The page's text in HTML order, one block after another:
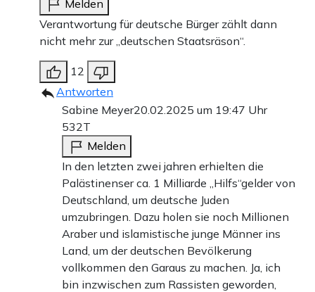
Melden
Verantwortung für deutsche Bürger zählt dann
nicht mehr zur „deutschen Staatsräson“.
12
Antworten
Sabine Meyer20.02.2025 um 19:47 Uhr
532T
Melden
In den letzten zwei jahren erhielten die
Palästinenser ca. 1 Milliarde „Hilfs“gelder von
Deutschland, um deutsche Juden
umzubringen. Dazu holen sie noch Millionen
Araber und islamistische junge Männer ins
Land, um der deutschen Bevölkerung
vollkommen den Garaus zu machen. Ja, ich
bin inzwischen zum Rassisten geworden,